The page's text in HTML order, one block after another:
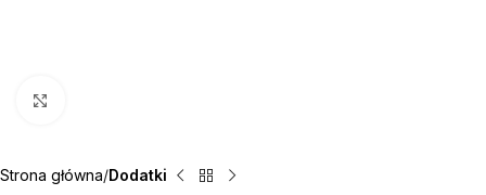
Strona główna Dodatki